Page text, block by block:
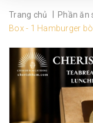
Trang chủ Phần
Box - 1 Hamburger